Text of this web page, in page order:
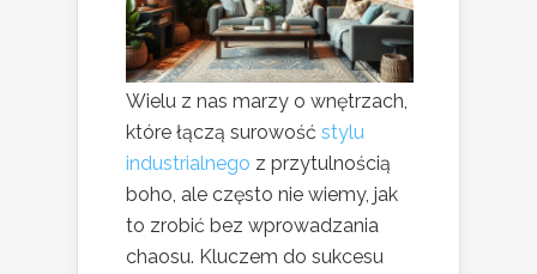
Wielu z nas marzy o wnętrzach,
które łączą surowość stylu
industrialnego z przytulnością
boho, ale często nie wiemy, jak
to zrobić bez wprowadzania
chaosu. Kluczem do sukcesu